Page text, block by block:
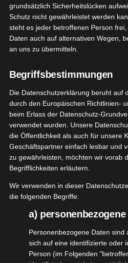
Nahrungsergänzungsmittel
Form sind nichts Neues und
mehr Beliebtheit. Ich muss
tatsächlich auch wesentlich
schlucken. Blöd ist nur, dass
essen darf/sollte
.
Ich freue mich extrem, dass
Gummies hat. Da weiß ich mit
die Qualität passt. Aktuell gibt
Sorten auf dem Markt, die Ihr
kneipp.com oder in der
Bei allen Sorten sind 30
eine ganze Monatsration.
Die Vitamin Gummies
Mentaler Fokus
grundsätzlich Sicherheitslücken
Schutz nicht gewährleistet werden
steht es jeder betroffenen Person
Daten auch auf alternativen Wegen,
an uns zu übermitteln.
Begriffsbestimmungen
Die Datenschutzerklärung beruht auf
durch den Europäischen Richtlinien-
beim Erlass der Datenschutz-
verwendet wurden. Unsere
die Öffentlichkeit als auch für unsere
Geschäftspartner einfach lesbar und
zu gewährleisten, möchten wir vorab
Begrifflichkeiten erläutern.
Wir verwenden in dieser
die folgenden Begriffe:
a) personenbezogene
Personenbezogene Daten sind
sich auf eine identifizierte oder
Person (im Folgenden